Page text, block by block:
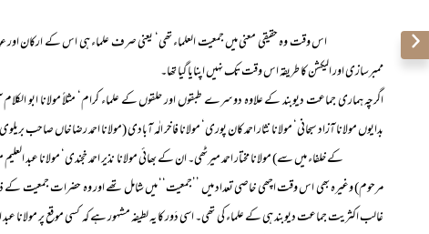
اس وقت وہ حقیقی معنی میں جمعیت العلماء تھی‘ یعنی صرف علماء ہی اس کے ارکان اور عہدہ
ممبرسازی اور الیکشن کا طریقہ اس وقت تک نہیں اپنایا گیا تھا۔
اگرچہ ہماری جماعت دیوبند کے علاوہ دوسرے طبقوں اور حلقوں کے علماء کرام‘ مثلاً مولانا ابو الکلام
بدایوں مولانا آزاد سبحانی‘ مولانا نثار احمد کان پوری‘ مولانا فاخر الٰہ آبادی (مولانا احمد رضا خاں صاحب
کے خلفاء میں سے) مولانا مختار احمد میرٹھی۔ ان کے بھائی مولانا نذیر احمد خجندی‘ مولانا عبد
مرحوم) وغیرہ بھی اس وقت اچھی خاصی تعداد میں ’’جمعیت‘‘ میں شامل تھے اور وہ حضرات جمعیت کے
غالب اکثریت جماعت دیوبند ہی کے علماء کی تھی۔ اسی دَور کا یہ لطیفہ مشہور ہے کہ کسی موقع پر مولانا عبد